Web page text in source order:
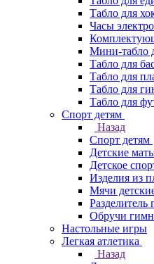
Табло для
Часы
Мини-табло
Табло для
Табло для
Табло для
Табло для
Спорт детям
Назад
Спорт детям
Детские
Детское
Изделия из
Мячи
Разделитель
Обручи
Настольные игры
Легкая атлетика
Назад